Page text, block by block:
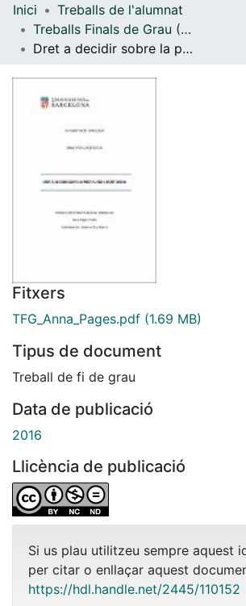
Navega per
Inici
Treballs de l'alumnat
Treballs Finals de Grau (TFG) - Educació Social
Dret a decidir sobre la pròpia vida i mort digna
Fitxers
TFG_Anna_Pages.pdf (1.69 MB)
Tipus de document
Treball de fi de grau
Data de publicació
2016
Llicència de publicació
Si us plau utilitzeu sempre aquest
per citar o enllaçar aquest
https://hdl.handle.net/2445/110152